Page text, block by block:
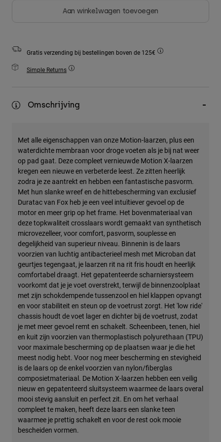
Bags & Backpacks
Alles bekijken
Aan winkelwagen toevoegen
Gratis verzending bij bestellingen boven de 125€
Simple Returns
Omschrijving
Met alle eigenschappen van onze Motion-laarzen, plus een
waterdichte membraan voor droge voeten als je bij nat weer
op pad gaat. Deze compleet vernieuwde Motion X-laarzen
kregen een nieuwe en verbeterde leest. Ze zitten heerlijk
zodra je ze aantrekt en hebben een fantastische pasvorm.
Met hun slanke wreef en de hittebescherming van exclusief
Duratac van Fox heb je een veel intuïtiever gevoel op de
motor en meer grip op het frame. Het bovenmateriaal van
deze topkwaliteit crosslaars wordt gemaakt van synthetisch
microvezelleer, voor comfort, pasvorm, souplesse en
degelijkheid van superieur niveau. Binnenin is de laars
voorzien van luchtig antibacterieel mesh met Microban dat
geurtjes tegengaat, je laarzen rit na rit fris houdt en heerlijk
comfortabel draagt. Het gepatenteerde scharniersysteem
voorkomt dat je je voet overstrekt, terwijl de binnenzoolplaat
met zijn schokdempende tussenzool en hiel klappen opvangt
en voor stabiliteit en steun op de voetrust zorgt. Het 'low ride'
chassis houdt de voet lager en dichter bij de voetrust, zodat
je met meer gevoel remt en schakelt. Scheenbeen, tenen, hiel
en kuit zijn voorzien van thermoplastisch polyurethaan (TPU)
voor maximale bescherming op de plaatsen waar je die het
meest nodig hebt. Voor nog meer bescherming en stevigheid
is de laars op de enkel voorzien van nylon/fiberglas
composietmateriaal. De Motion X-laarzen hebben een veilig
nieuw en gepatenteerd sluitsysteem waarmee de laars overal
mooi stevig aansluit en perfect zit. En om het verhaal
compleet te maken, heeft deze laars een slanke teen
waarmee je prettig schakelt en voor de rest ook mooie
bescheiden vormen.